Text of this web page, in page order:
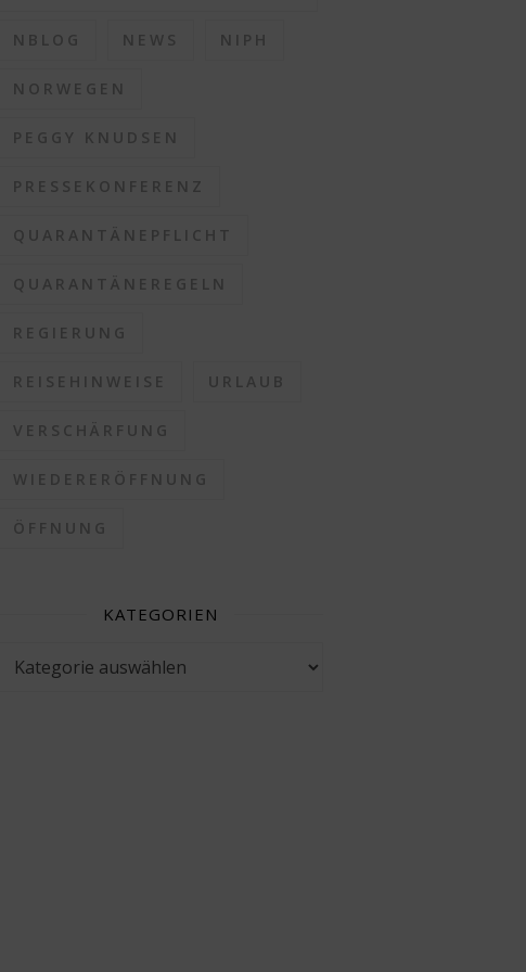
NBLOG NEWS NIPH
NORWEGEN
PEGGY KNUDSEN
PRESSEKONFERENZ
QUARANTÄNEPFLICHT
QUARANTÄNEREGELN
REGIERUNG
REISEHINWEISE URLAUB
VERSCHÄRFUNG
WIEDERERÖFFNUNG
ÖFFNUNG
KATEGORIEN